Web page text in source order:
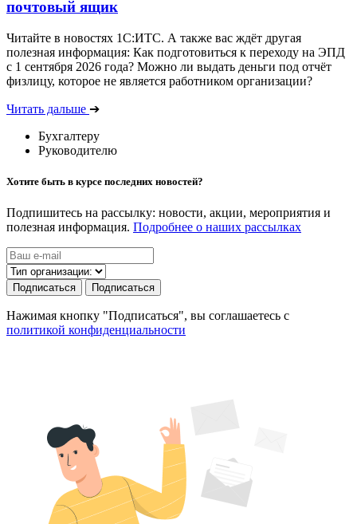
почтовый ящик
Читайте в новостях 1С:ИТС. А также вас ждёт другая
полезная информация: Как подготовиться к переходу на ЭПД
с 1 сентября 2026 года? Можно ли выдать деньги под отчёт
физлицу, которое не является работником организации?
Читать дальше ➔
Бухгалтеру
Руководителю
Хотите быть в курсе последних новостей?
Подпишитесь на рассылку: новости, акции, мероприятия и
полезная информация. Подробнее о наших рассылках
Подписаться Подписаться
Нажимая кнопку "Подписаться", вы соглашаетесь с
политикой конфиденциальности